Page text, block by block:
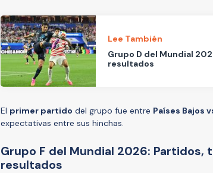
Lee También
Grupo D del Mundial
resultados
El primer partido del grupo fue entre Países Bajos
expectativas entre sus hinchas.
Grupo F del Mundial 2026: Partidos,
resultados